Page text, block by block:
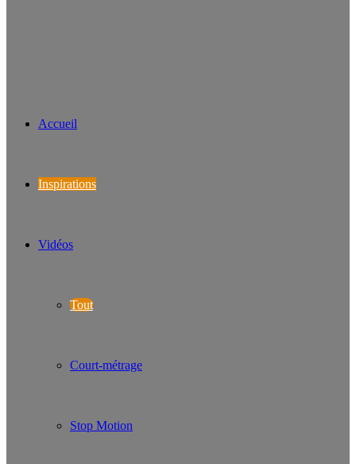
Accueil
Inspirations
Vidéos
Tout
Court-métrage
Stop Motion